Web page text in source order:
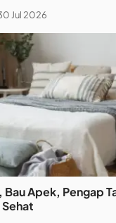
Jul 2026
Bau Apek, Pengap
Sehat